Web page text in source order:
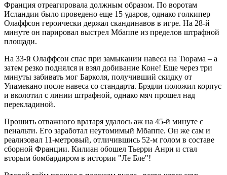
Франция отреагировала должным образом. По воротам
Исландии было проведено еще 15 ударов, однако голкипер
Олаффсон героически держал скандинавов в игре. На 28-й
минуте он парировал выстрел Мбаппе из пределов штрафной
площади.
На 33-й Олаффсон спас при замыкании навеса на Тюрама – а
затем резко поднялся и взял добивание Коне! Еще через три
минуты забивать мог Барколя, получивший скидку от
Упамекано после навеса со стандарта. Брэдли положил корпус
и вколотил с линии штрафной, однако мяч прошел над
перекладиной.
Прошить отважного вратаря удалось аж на 45-й минуте с
пенальти. Его заработал неутомимый Мбаппе. Он же сам и
реализовал 11-метровый, отличившись 52-м голом в составе
сборной Франции. Килиан обошел Тьерри Анри и стал
вторым бомбардиром в истории "Ле Бле"!